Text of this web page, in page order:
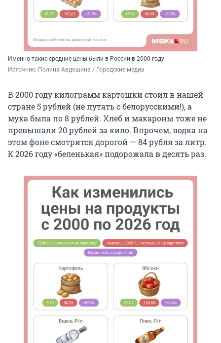
Именно такие средние цены были в России в 2000 году
Источник: Полина Авдошина / Городские медиа
В 2000 году килограмм картошки стоил в нашей
стране 5 рублей (не путать с белорусскими!), а
мука была по 8 рублей. Хлеб и макароны тоже не
превышали 20 рублей за кило. Впрочем, водка на
этом фоне смотрится дорогой — 84 рубля за литр.
К 2026 году «беленькая» подорожала в десять раз.